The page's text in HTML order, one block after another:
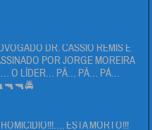
DR. CÁSSIO REMIS É
POR JORGE MOREIRA
O LÍDER… PÄ… PÄ… PÁ…
ESTA MORTO!!!